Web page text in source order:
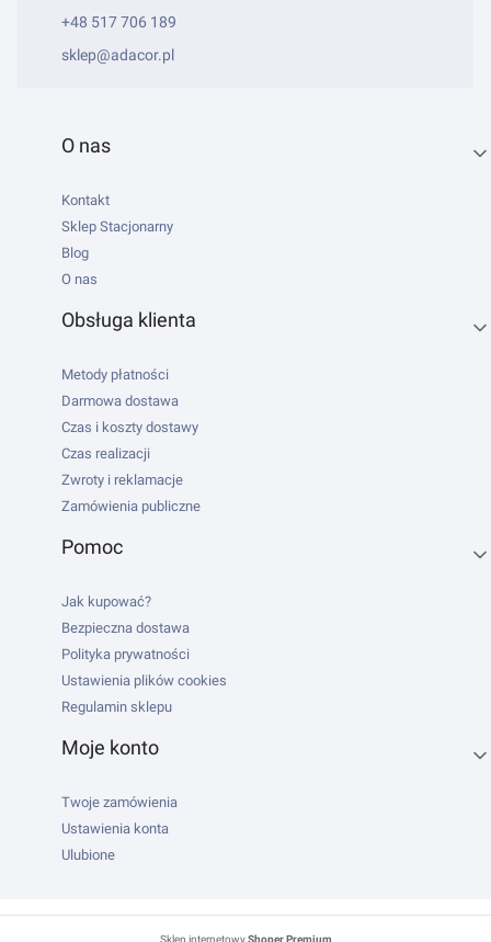
+48 517 706 189
sklep@adacor.pl
Linki w stopce
O nas
Kontakt
Sklep Stacjonarny
Blog
O nas
Obsługa klienta
Metody płatności
Darmowa dostawa
Czas i koszty dostawy
Czas realizacji
Zwroty i reklamacje
Zamówienia publiczne
Pomoc
Jak kupować?
Bezpieczna dostawa
Polityka prywatności
Ustawienia plików cookies
Regulamin sklepu
Moje konto
Twoje zamówienia
Ustawienia konta
Ulubione
Sklep internetowyShoper Premium